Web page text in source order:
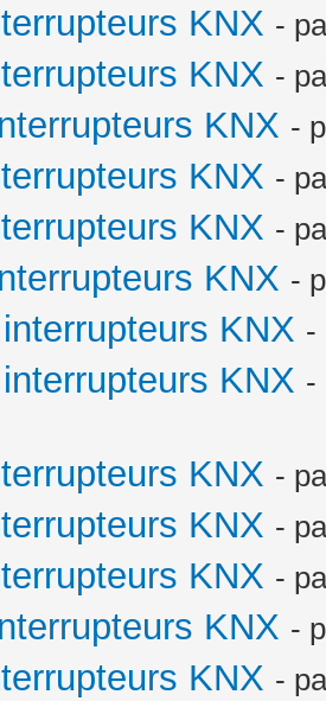
KNX -
KNX -
KNX -
KNX -
KNX -
KNX -
KNX -
KNX -
KNX -
KNX -
KNX -
KNX -
KNX -